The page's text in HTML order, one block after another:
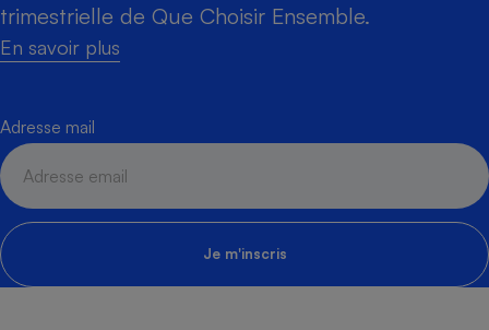
trimestrielle de Que Choisir Ensemble.
En savoir plus
Adresse mail
Je m'inscris